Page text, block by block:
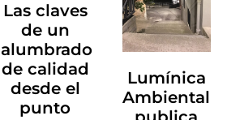
Las claves
de un
alumbrado
de calidad
desde el
punto
Lumínica
Ambiental